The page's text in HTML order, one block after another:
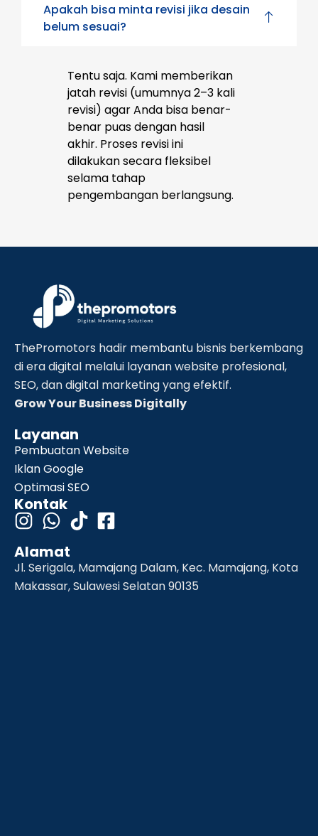
Apakah bisa minta revisi jika desain
belum sesuai?
Tentu saja. Kami memberikan
jatah revisi (umumnya 2–3 kali
revisi) agar Anda bisa benar-
benar puas dengan hasil
akhir. Proses revisi ini
dilakukan secara fleksibel
selama tahap
pengembangan berlangsung.
ThePromotors hadir membantu bisnis berkembang
di era digital melalui layanan website profesional,
SEO, dan digital marketing yang efektif.
Grow Your Business Digitally
Layanan
Pembuatan Website
Iklan Google
Optimasi SEO
Kontak
Alamat
Jl. Serigala, Mamajang Dalam, Kec. Mamajang, Kota
Makassar, Sulawesi Selatan 90135